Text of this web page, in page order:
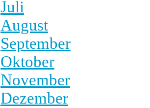
Juli
August
September
Oktober
November
Dezember